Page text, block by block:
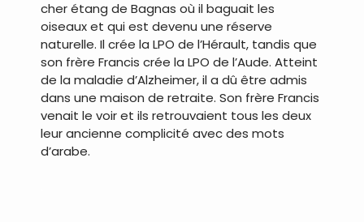
cher étang de Bagnas où il baguait les
oiseaux et qui est devenu une réserve
naturelle. Il crée la LPO de l’Hérault, tandis que
son frère Francis crée la LPO de l’Aude. Atteint
de la maladie d’Alzheimer, il a dû être admis
dans une maison de retraite. Son frère Francis
venait le voir et ils retrouvaient tous les deux
leur ancienne complicité avec des mots
d’arabe.